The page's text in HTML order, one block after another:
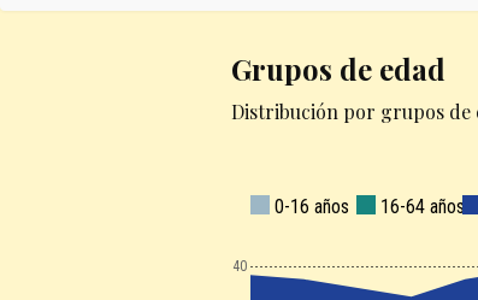
Grupos de edad
Distribución por grupos de
140
0-16 años 16-64 años